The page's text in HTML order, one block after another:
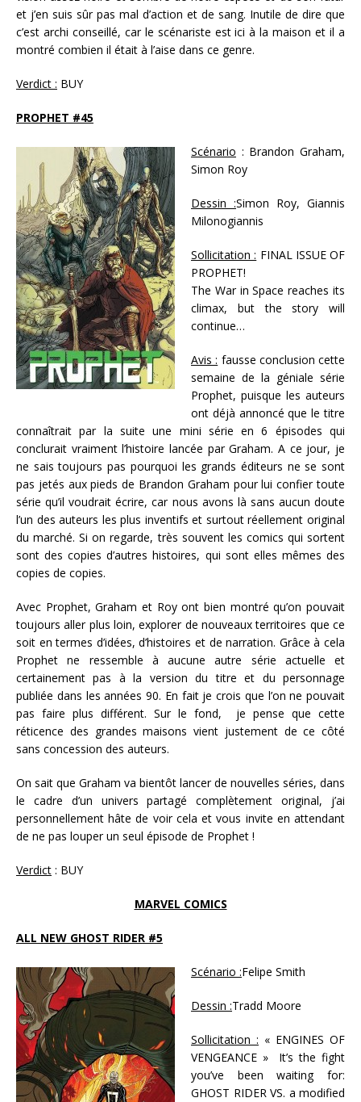
et j’en suis sûr pas mal d’action et de sang. Inutile de dire que
c’est archi conseillé, car le scénariste est ici à la maison et il a
montré combien il était à l’aise dans ce genre.
Verdict : BUY
PROPHET #45
Scénario : Brandon Graham,
Simon Roy
Dessin :Simon Roy, Giannis
Milonogiannis
Sollicitation : FINAL ISSUE OF
PROPHET!
The War in Space reaches its
climax, but the story will
continue…
Avis : fausse conclusion cette
semaine de la géniale série
Prophet, puisque les auteurs
ont déjà annoncé que le titre
connaîtrait par la suite une mini série en 6 épisodes qui
conclurait vraiment l’histoire lancée par Graham. A ce jour, je
ne sais toujours pas pourquoi les grands éditeurs ne se sont
pas jetés aux pieds de Brandon Graham pour lui confier toute
série qu’il voudrait écrire, car nous avons là sans aucun doute
l’un des auteurs les plus inventifs et surtout réellement original
du marché. Si on regarde, très souvent les comics qui sortent
sont des copies d’autres histoires, qui sont elles mêmes des
copies de copies.
Avec Prophet, Graham et Roy ont bien montré qu’on pouvait
toujours aller plus loin, explorer de nouveaux territoires que ce
soit en termes d’idées, d’histoires et de narration. Grâce à cela
Prophet ne ressemble à aucune autre série actuelle et
certainement pas à la version du titre et du personnage
publiée dans les années 90. En fait je crois que l’on ne pouvait
pas faire plus différent. Sur le fond, je pense que cette
réticence des grandes maisons vient justement de ce côté
sans concession des auteurs.
On sait que Graham va bientôt lancer de nouvelles séries, dans
le cadre d’un univers partagé complètement original, j’ai
personnellement hâte de voir cela et vous invite en attendant
de ne pas louper un seul épisode de Prophet !
Verdict : BUY
MARVEL COMICS
ALL NEW GHOST RIDER #5
Scénario :Felipe Smith
Dessin :Tradd Moore
Sollicitation : « ENGINES OF
VENGEANCE » It’s the fight
you’ve been waiting for:
GHOST RIDER VS. a modified